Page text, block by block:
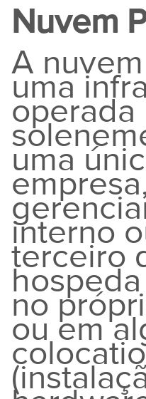
Nuvem
A
uma
operada
uma
interno
terceiro
no
ou em